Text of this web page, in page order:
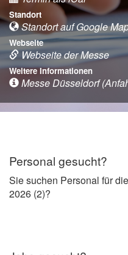
Standort
Standort auf Google
Webseite
Webseite der Messe
Weitere Informationen
Messe Düsseldorf
Personal gesucht?
Sie suchen Personal für
2026 (2)?